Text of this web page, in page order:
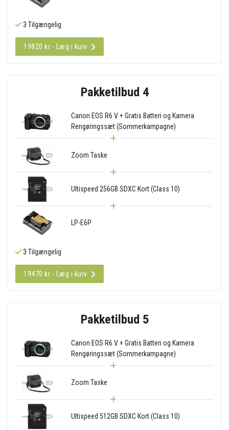
3 Tilgængelig
19820 kr - Læg i kurv
Pakketilbud 4
Canon EOS R6 V + Gratis Batteri og Kamera
Rengøringssæt (Sommerkampagne)
Zoom Taske
Ultispeed 256GB SDXC Kort (Class 10)
LP-E6P
3 Tilgængelig
19470 kr - Læg i kurv
Pakketilbud 5
Canon EOS R6 V + Gratis Batteri og Kamera
Rengøringssæt (Sommerkampagne)
Zoom Taske
Ultispeed 512GB SDXC Kort (Class 10)